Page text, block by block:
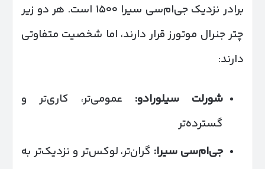
برادر نزدیک جی‌ام‌سی سیرا ۱۵۰۰ است. هر دو زیر
چتر جنرال موتورز قرار دارند، اما شخصیت متفاوتی
دارند:
شورلت سیلورادو: عمومی‌تر، کاری‌تر و
گسترده‌تر
جی‌ام‌سی سیرا: گران‌تر، لوکس‌تر و نزدیک‌تر به